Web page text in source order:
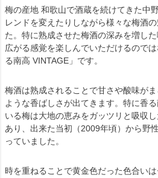
梅の産地 和歌山で酒蔵を続けてきた中
レンドを変えたりしながら様々な梅酒
た。特に熟成させた梅酒の深みを増し
広がる感覚を楽しんでいただけるので
る南高 VINTAGE」です。
梅酒は熟成されることで甘さや酸味が
ような香ばしさが出てきます。特に香
いる梅は大地の恵みをガッツリと吸収
あり、出来た当初（2009年頃）から野
っていました。
時を重ねることで黄金色だった色合い